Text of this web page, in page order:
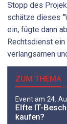
Stopp des
schätze dieses
ein, fügte dann
Rechtsdienst ein
verlangsamen
ZUM THEMA
Event am 24.
Elfte IT-
kaufen?